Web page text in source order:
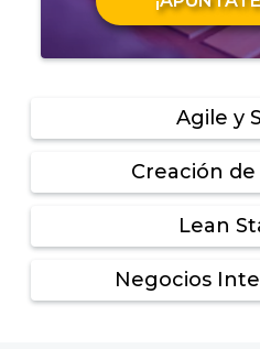
Agile y
Creación
Lean
Negocios